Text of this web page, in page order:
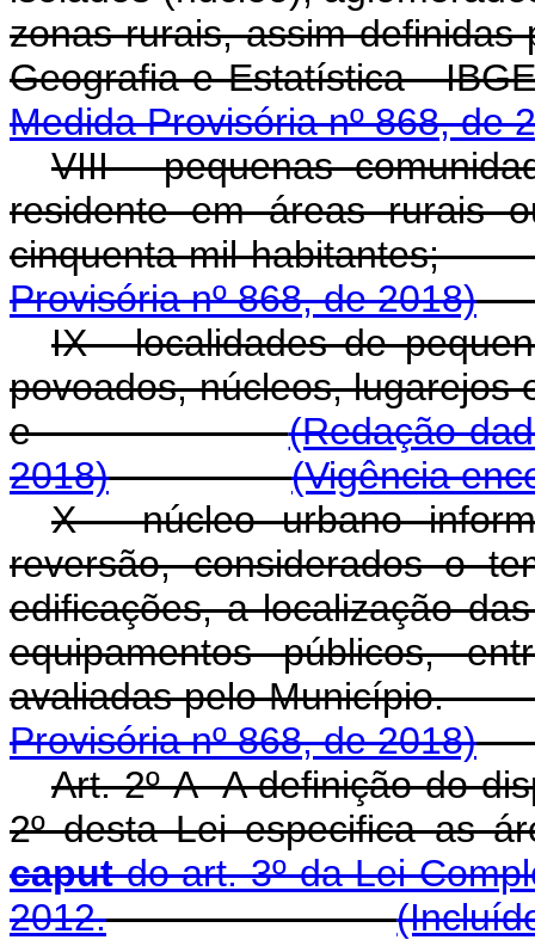
zonas rurais, assim definidas
Geografia e
Medida Provisória nº 868, de
VIII - pequenas
residente em áreas rurais
cinquenta mil
Provisória nº 868, de 2018)
IX - localidades de
povoados, núcleos, lugarejos
e(Redação
2018)
(Vigência
X - núcleo urbano
reversão, considerados o
edificações, a localização
equipamentos públicos,
avaliadas pelo
Provisória nº 868, de 2018)
Art. 2º-A A definição do
2º desta Lei especifica as
caputdo art. 3º da Lei
2012.